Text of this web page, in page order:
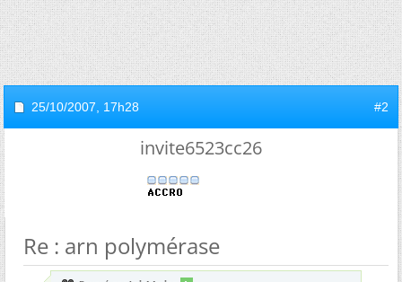
25/10/2007, 17h28 #2
invite6523cc26
Re : arn polymérase